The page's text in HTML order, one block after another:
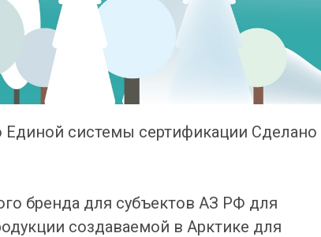
системы сертификации Сделано
бренда для субъектов АЗ РФ для
создаваемой в Арктике для